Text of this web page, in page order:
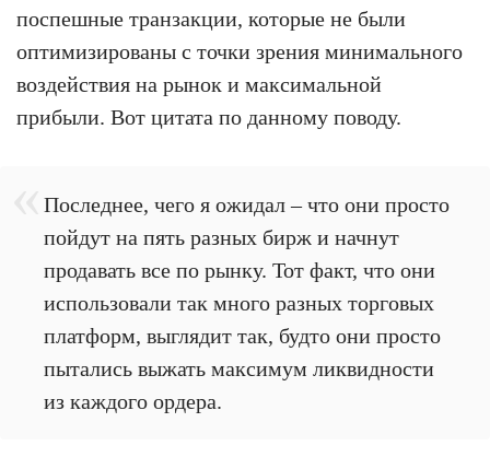
поспешные транзакции, которые не были
оптимизированы с точки зрения минимального
воздействия на рынок и максимальной
прибыли. Вот цитата по данному поводу.
Последнее, чего я ожидал – что они просто
пойдут на пять разных бирж и начнут
продавать все по рынку. Тот факт, что они
использовали так много разных торговых
платформ, выглядит так, будто они просто
пытались выжать максимум ликвидности
из каждого ордера.